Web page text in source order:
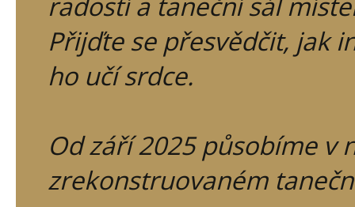
Přijďte se přesvědčit, jak
ho učí srdce.
Od září 2025 působíme v
zrekonstruovaném